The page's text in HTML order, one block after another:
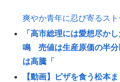
爽やか青年に忍び寄るス
「高市総理には愛想尽か
鳴 売値は生産原価の半
は高騰「
【動画】ピザを食う松本